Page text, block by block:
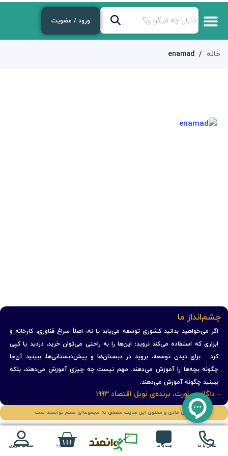
ورود / عضویت
خانه enamad
چشم‌انداز ما
اگر می‌خواهید بدانید کشوری توسعه می‌یابد یا نه، اصلاً سراغ فناوری، کارخانه و
ابزاری که استفاده می‌کند نروید؛ این‌ها را به راحتی می‌توان خرید، دزدید یا کپی
کرد… برای دیدن توسعه، بروید در دبستان‌ها و پیش‌دبستانی‌ها، ببینید آن‌جا
چگونه بچه‌ها را آموزش می‌دهند. مهم نیست چه چیزی آموزش می‌دهند، بلکه
ببینید چگونه آموزش می‌دهند.
– داگلاس نورث، برنده‌ی نوبل اقتصاد ۱۹۹۳
حقوق مادی و معنوی این سایت متعلق به مجموعه‌ی معلم توانمند است
تماس با ما چت با ما سبد خرید حساب کاربری